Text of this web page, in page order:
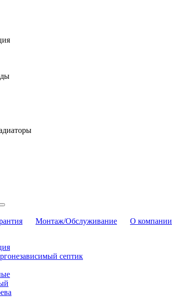
Монтаж/Обслуживание О компании
септик